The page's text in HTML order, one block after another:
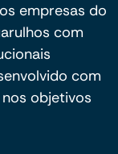
empresas do
com
com
objetivos